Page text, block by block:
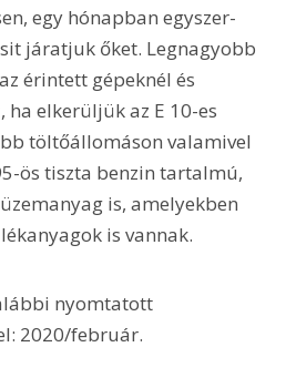
egy hónapban egyszer-
járatjuk őket. Legnagyobb
érintett gépeknél és
elkerüljük az E 10-es
töltőállomáson valamivel
ös tiszta benzin tartalmú,
is, amelyekben
is vannak.
nyomtatott
2020/február.